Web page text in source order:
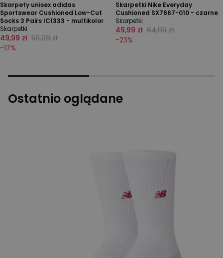
Skarpety unisex adidas
Sportswear Cushioned Low-Cut
Socks 3 Pairs IC1333 - multikolor
Skarpetki
49,99 zł 59,99 zł
-17%
Skarpetki Nike Everyday
Cushioned SX7667-010 - czarne
Skarpetki
49,99 zł 64,99 zł
-23%
Ostatnio oglądane